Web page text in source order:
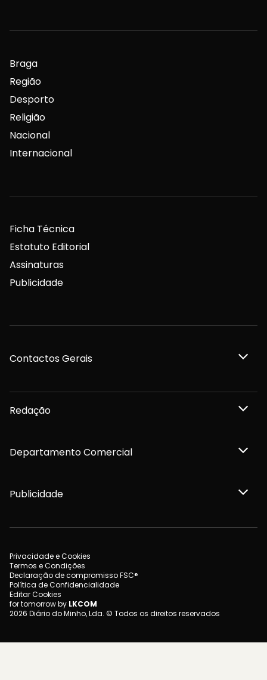
Braga
Região
Desporto
Religião
Nacional
Internacional
Ficha Técnica
Estatuto Editorial
Assinaturas
Publicidade
Contactos Gerais
Redação
Departamento Comercial
Publicidade
Privacidade e Cookies
Termos e Condições
Declaração de compromisso FSC®
Política de Confidencialidade
Editar Cookies
for tomorrow by LKCOM
2026 Diário do Minho, Lda. © Todos os direitos reservados